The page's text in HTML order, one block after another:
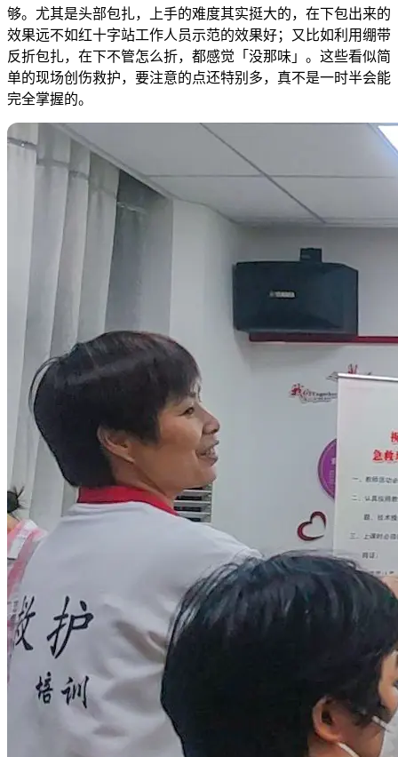
够。尤其是头部包扎，上手的难度其实挺大的，在下包出来的
效果远不如红十字站工作人员示范的效果好；又比如利用绷带
反折包扎，在下不管怎么折，都感觉「没那味」。这些看似简
单的现场创伤救护，要注意的点还特别多，真不是一时半会能
完全掌握的。